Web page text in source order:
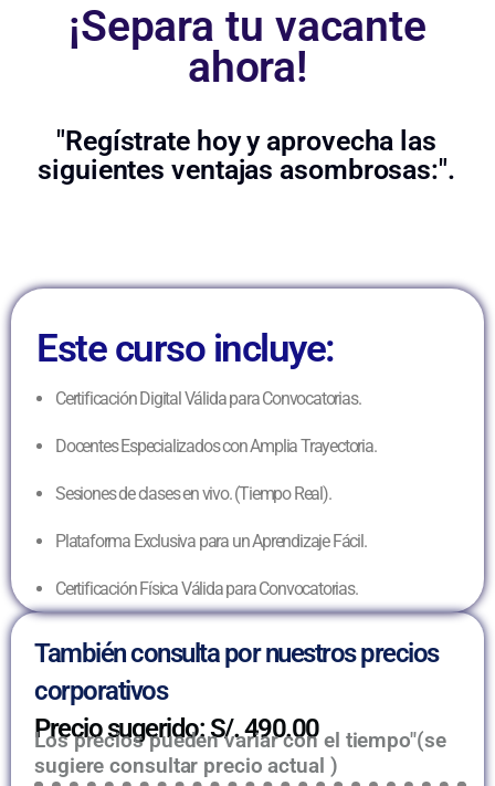
¡Separa tu vacante
ahora!
"Regístrate hoy y aprovecha las
siguientes ventajas asombrosas:".
Este curso incluye:
Certificación Digital Válida para Convocatorias.
Docentes Especializados con Amplia Trayectoria.
Sesiones de clases en vivo. (Tiempo Real).
Plataforma Exclusiva para un Aprendizaje Fácil.
Certificación Física Válida para Convocatorias.
También consulta por nuestros precios
corporativos
Precio sugerido: S/. 490.00
Los precios pueden variar con el tiempo"(se
sugiere consultar precio actual )